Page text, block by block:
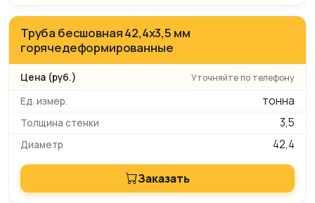
Труба бесшовная 42,4х3,5 мм
горячедеформированные
Уточняйте по телефону
тонна
3,5
42,4
Заказать